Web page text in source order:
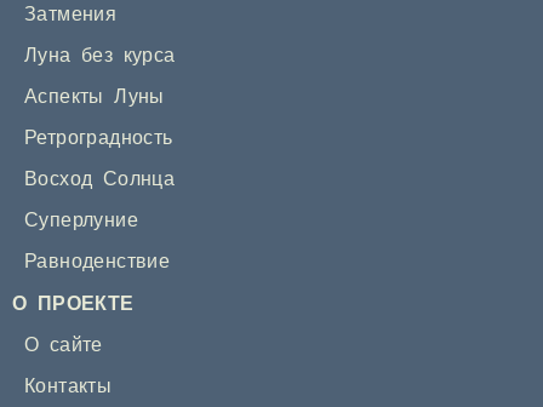
Затмения
Луна без курса
Аспекты Луны
Ретроградность
Восход Солнца
Суперлуние
Равноденствие
О ПРОЕКТЕ
О сайте
Контакты